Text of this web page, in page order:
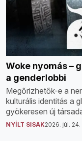
Woke nyomás –
a genderlobbi
Megőrizhetők-e a
kulturális identitás a
gyökeresen új
NYÍLT SISAK2026. júl. 24.